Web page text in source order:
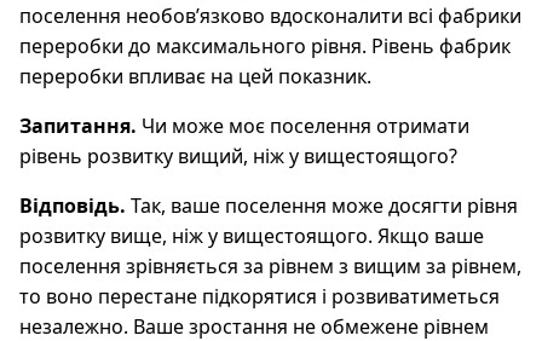
поселення необов’язково вдосконалити всі фабрики
переробки до максимального рівня. Рівень фабрик
переробки впливає на цей показник.
Запитання. Чи може моє поселення отримати
рівень розвитку вищий, ніж у вищестоящого?
Відповідь. Так, ваше поселення може досягти рівня
розвитку вище, ніж у вищестоящого. Якщо ваше
поселення зрівняється за рівнем з вищим за рівнем,
то воно перестане підкорятися і розвиватиметься
незалежно. Ваше зростання не обмежене рівнем